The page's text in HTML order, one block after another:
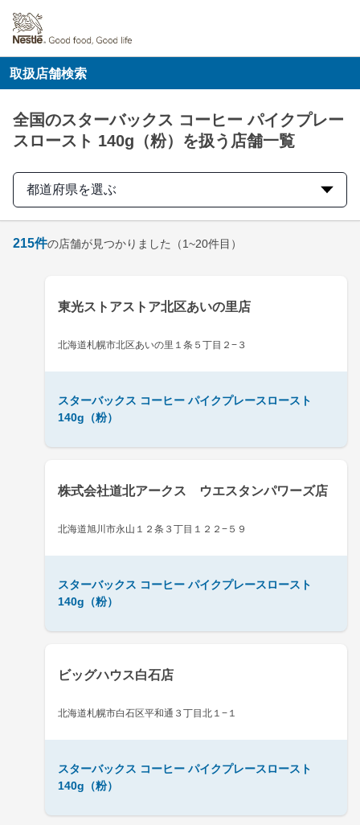
取扱店舗検索
全国のスターバックス コーヒー パイクプレー
スロースト 140g（粉）を扱う店舗一覧
都道府県を選ぶ
215件の店舗が見つかりました （1~20件目）
東光ストアストア北区あいの里店
北海道札幌市北区あいの里１条５丁目２−３
スターバックス コーヒー パイクプレースロースト
140g（粉）
株式会社道北アークス ウエスタンパワーズ店
北海道旭川市永山１２条３丁目１２２−５９
スターバックス コーヒー パイクプレースロースト
140g（粉）
ビッグハウス白石店
北海道札幌市白石区平和通３丁目北１−１
スターバックス コーヒー パイクプレースロースト
140g（粉）